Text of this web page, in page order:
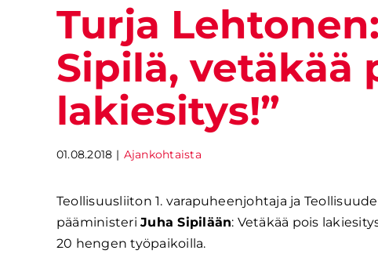
Turja
Sipilä, vetäkää
lakiesitys!”
01.08.2018 | Ajankohtaista
Teollisuusliiton 1. varapuheenjohtaja ja
pääministeriJuha Sipilään: Vetäkää pois
20 hengen työpaikoilla.